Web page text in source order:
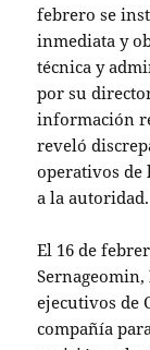
febrero se
inmediata y
técnica y
por su
información
reveló
operativos de
a la autoridad.
El 16 de
Sernageomin,
ejecutivos de
compañía